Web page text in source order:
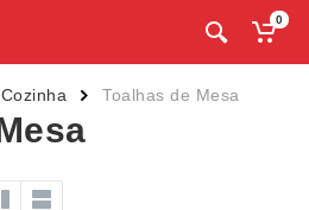
0
Cozinha Toalhas de Mesa